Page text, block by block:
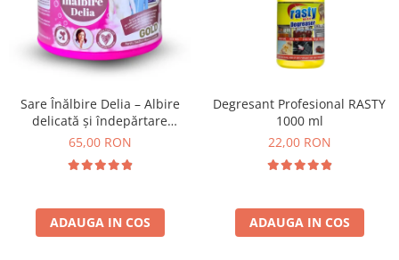
Bioactivatori & Tratamente Fose
Septice
Manusi Protectie
Solutii curatare mobila
Ceaiuri
Cosmetice
Vopsea Par
Ingrijire Par
Ingrijire corp
Ingrijire maini
Ingrijire picioare
Îngrijire Ten
Curatare Intretinere Incaltaminte
Sare Înălbire Delia – Albire
delicată și îndepărtare
eficientă a petelor 500 g
65,00 RON
ADAUGA IN COS
Degresant Profesional RASTY
1000 ml
22,00 RON
ADAUGA IN COS